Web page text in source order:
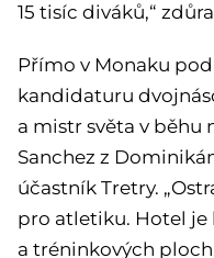
15 tisíc diváků,“
Přímo v Monaku
kandidaturu
a mistr světa v běhu
Sanchez z
účastník Tretry.
pro atletiku. Hotel je
a tréninkových